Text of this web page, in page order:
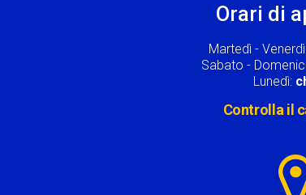
Orari di
Martedì -
Sabato -
Lunedì:
Controlla il